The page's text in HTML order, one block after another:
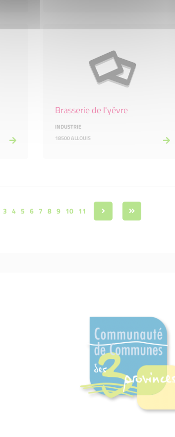
Brasserie de l'yèvre
INDUSTRIE
18500 ALLOUIS
3 4 5 6 7 8 9 10 11